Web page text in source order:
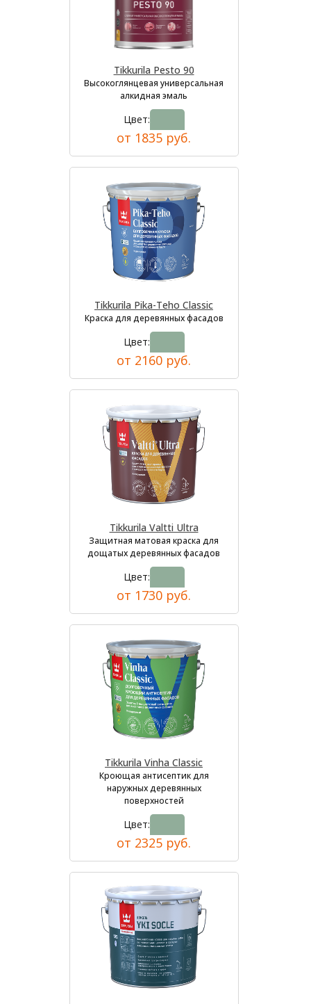
Tikkurila Pesto 90
Высокоглянцевая универсальная
алкидная эмаль
Цвет:
от 1835 руб.
Tikkurila Pika-Teho Classic
Краска для деревянных фасадов
Цвет:
от 2160 руб.
Tikkurila Valtti Ultra
Защитная матовая краска для
дощатых деревянных фасадов
Цвет:
от 1730 руб.
Tikkurila Vinha Classic
Кроющая антисептик для
наружных деревянных
поверхностей
Цвет:
от 2325 руб.